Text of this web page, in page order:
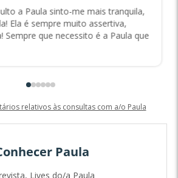
a Paula sinto-me mais tranquila,
Ela é sempre muito assertiva,
Sempre que necessito é a Paula que
relativos às consultas com a/o Paula
Paula
Lives do/a Paula